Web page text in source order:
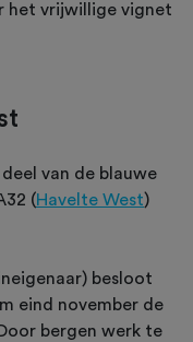
het vrijwillige vignet
van de blauwe
(Havelte West)
besloot
eind november de
bergen werk te